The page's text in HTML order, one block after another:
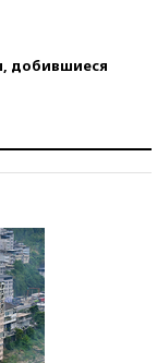
добившиеся